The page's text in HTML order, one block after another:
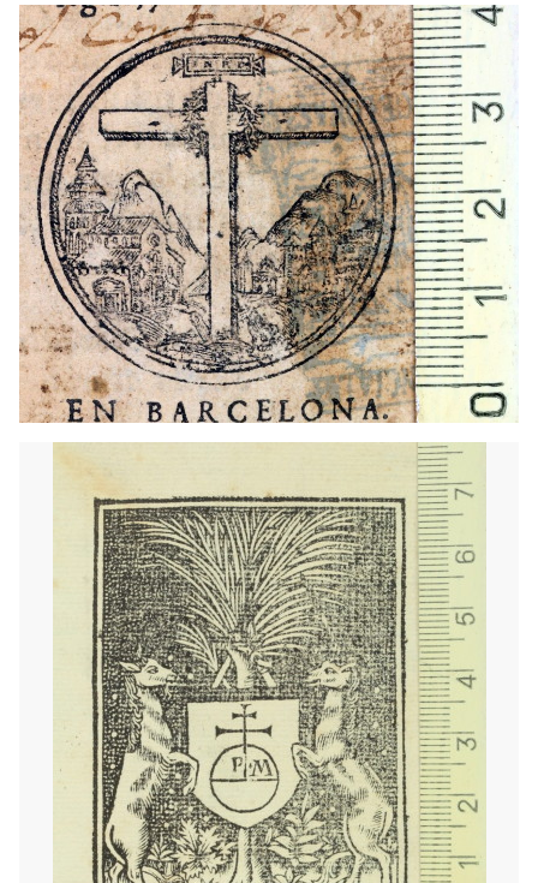
1568 - 1590 Barcelona (Cataluña)